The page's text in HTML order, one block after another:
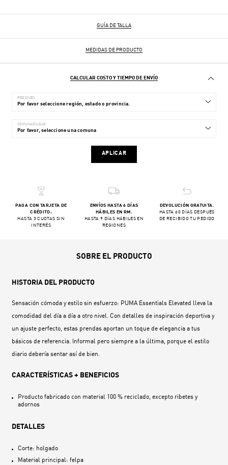
GUÍA DE TALLA
MEDIDAS DE PRODUCTO
CALCULAR COSTO Y TIEMPO DE ENVÍO
REGIONES
COMUNA/CIUDAD
APLICAR
PAGA CON TARJETA DE
CRÉDITO:
HASTA 3 CUOTAS SIN
INTERÉS
ENVÍOS HASTA 6 DÍAS
HÁBILES EN RM.
HASTA 9 DÍAS HÁBILES EN
REGIONES
DEVOLUCIÓN GRATUITA.
HASTA 60 DÍAS DESPUÉS
DE RECIBIDO TU PEDIDO
SOBRE EL PRODUCTO
HISTORIA DEL PRODUCTO
Sensación cómoda y estilo sin esfuerzo: PUMA Essentials Elevated lleva la
comodidad del día a día a otro nivel. Con detalles de inspiración deportiva y
un ajuste perfecto, estas prendas aportan un toque de elegancia a tus
básicos de referencia. Informal pero siempre a la última, porque el estilo
diario debería sentar así de bien.
CARACTERÍSTICAS + BENEFICIOS
Producto fabricado con material 100 % reciclado, excepto ribetes y
adornos
DETALLES
Corte: holgado
Material principal: felpa